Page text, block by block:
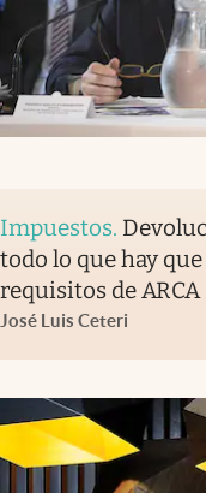
Impuestos.
todo lo que hay
requisitos de ARCA
José Luis Ceteri